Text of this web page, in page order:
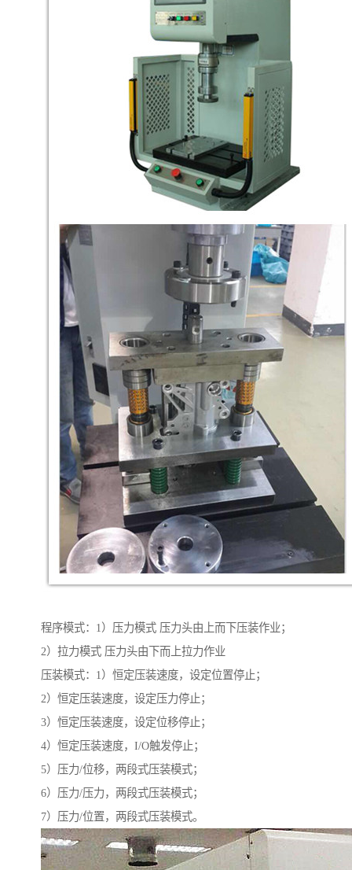
程序模式：1）压力模式 压力头由上而下压装作业；
2）拉力模式 压力头由下而上拉力作业
压装模式：1）恒定压装速度，设定位置停止；
2）恒定压装速度，设定压力停止；
3）恒定压装速度，设定位移停止；
4）恒定压装速度，I/O触发停止；
5）压力/位移，两段式压装模式；
6）压力/压力，两段式压装模式；
7）压力/位置，两段式压装模式。